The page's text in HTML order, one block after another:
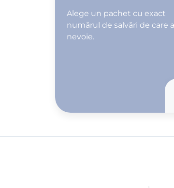
Alege un pachet cu exact
numărul de salvări de care
nevoie.